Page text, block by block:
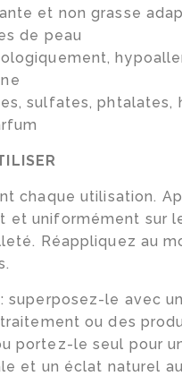
et non grasse
de peau
sulfates, phtalates,
chaque utilisation.
et uniformément sur
Réappliquez au
superposez-le avec
ou des
portez-le seul pour
et un éclat naturel